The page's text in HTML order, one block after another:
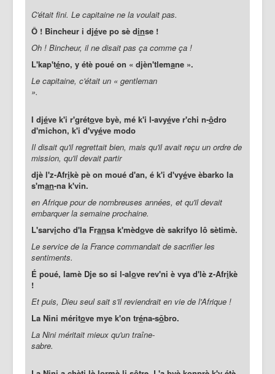
C'était fini. Le capitaine ne la voulait pas.
Ô ! Bincheur i djéve po sè dinse !
Oh ! Bincheur, il ne disait pas ça comme ça !
L'kap'téno, y étè poué on « djèn'tlemane ».
Le capitaine, c'était un « gentleman
».
I djéve k'i r'grétove byè, mé k'i l-avyéve r'chi n-ôdro
d'michon, k'i d'vyéve modo
Il disait qu'il regrettait bien, mais qu'il avait reçu un ordre de
mission, qu'il devait partir
djè l'z-Afrikè pè on moué d'an, é k'i d'vyéve èbarko la
s'man-na k'vin.
en Afrique pour de nombreuses années, et qu'il devait
embarquer la semaine prochaine.
L'sarvicho d'la Fransa k'mèdove dè sakrifyo lô sètimè.
Le service de la France commandait de sacrifier les
sentiments.
É poué, lamè Dje so si l-alove rev'ni è vya d'lè z-Afrikè
!
Et puis, Dieu seul sait s'il reviendrait en vie de l'Afrique !
La Nini méritove mye k'on tréna-sōbro.
La Nini méritait mieux qu'un traîne-
sabre.